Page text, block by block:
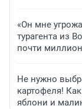
«Он мне
турагента из
почти
Не нужно
картофеля!
яблони и